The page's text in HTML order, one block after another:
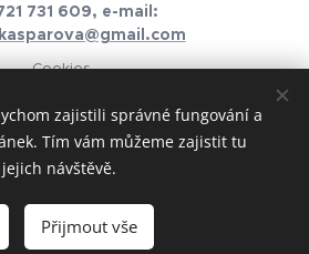
Do košíku
731 609, e-mail:
Cookies
Jazyky
Čeština
English
zajistili správné fungování a
Tím vám můžeme zajistit tu
návštěvě.
Přijmout vše